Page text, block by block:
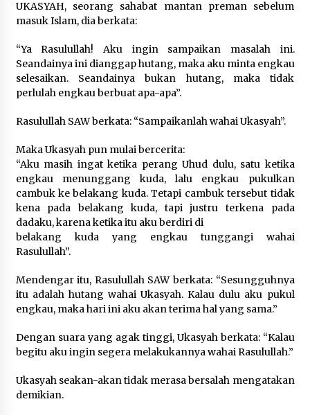
UKASYAH, seorang sahabat mantan preman sebelum
masuk Islam, dia berkata:
“Ya Rasulullah! Aku ingin sampaikan masalah ini.
Seandainya ini dianggap hutang, maka aku minta engkau
selesaikan. Seandainya bukan hutang, maka tidak
perlulah engkau berbuat apa-apa”.
Rasulullah SAW berkata: “Sampaikanlah wahai Ukasyah”.
Maka Ukasyah pun mulai bercerita:
“Aku masih ingat ketika perang Uhud dulu, satu ketika
engkau menunggang kuda, lalu engkau pukulkan
cambuk ke belakang kuda. Tetapi cambuk tersebut tidak
kena pada belakang kuda, tapi justru terkena pada
dadaku, karena ketika itu aku berdiri di
belakang kuda yang engkau tunggangi wahai
Rasulullah”.
Mendengar itu, Rasulullah SAW berkata: “Sesungguhnya
itu adalah hutang wahai Ukasyah. Kalau dulu aku pukul
engkau, maka hari ini aku akan terima hal yang sama.”
Dengan suara yang agak tinggi, Ukasyah berkata: “Kalau
begitu aku ingin segera melakukannya wahai Rasulullah.”
Ukasyah seakan-akan tidak merasa bersalah mengatakan
demikian.